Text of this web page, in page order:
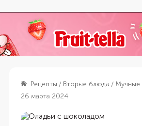
Рецепты Вторые блюда Мучные
26 марта 2024